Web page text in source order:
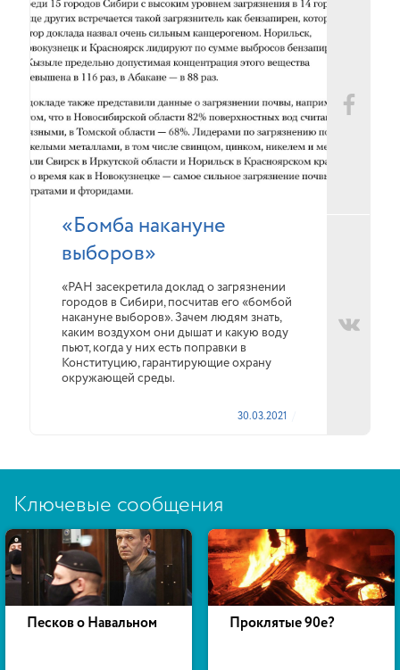
«Бомба накануне
выборов»
«РАН засекретила доклад о загрязнении
городов в Сибири, посчитав его «бомбой
накануне выборов». Зачем людям знать,
каким воздухом они дышат и какую воду
пьют, когда у них есть поправки в
Конституцию, гарантирующие охрану
окружающей среды.
30.03.2021
Ключевые сообщения
Песков о Навальном Проклятые 90е?